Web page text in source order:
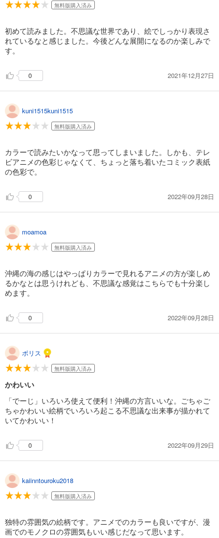
無料版購入済み
初めて読みました。不思議な世界であり、絵でしっかり表現さ
れているなと感じました。今後どんな展開になるのか楽しみで
す。
0 2021年12月27日
kuni1515kuni1515
無料版購入済み
カラーで読みたいかなって思ってしまいました。しかも、テレ
ビアニメの色彩じゃなくて、ちょっと落ち着いたコミック表紙
の色彩で。
0 2022年09月28日
moamoa
無料版購入済み
沖縄の海の感じはやっぱりカラーで見れるアニメの方が楽しめ
るかなとは思うけれども、不思議な感覚はこちらでも十分楽し
めます。
0 2022年09月28日
ボリス
無料版購入済み
かわいい
「でーじ」いろいろ使えて便利！沖縄の方言いいな。ごちゃご
ちゃかわいい絵柄でいろいろ起こる不思議な出来事が描かれて
いてかわいい！
0 2022年09月29日
kaiinntouroku2018
無料版購入済み
独特の雰囲気の絵柄です。アニメでのカラーも良いですが、漫
画でのモノクロの雰囲気もいい感じだなって思います。